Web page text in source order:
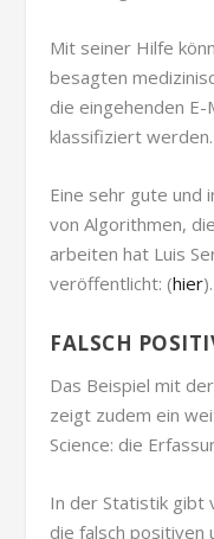
Mit seiner Hilfe
besagten
die eingehenden E-
klassifiziert werden.
Eine sehr gute und
von Algorithmen,
arbeiten hat Luis
veröffentlicht: (hier).
FALSCH
Das Beispiel mit
zeigt zudem ein
Science: die
In der Statistik gibt
die falsch positiven